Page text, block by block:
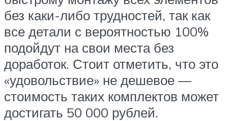
без каки-либо трудностей, так как
все детали с вероятностью 100%
подойдут на свои места без
доработок. Стоит отметить, что это
«удовольствие» не дешевое —
стоимость таких комплектов может
достигать 50 000 рублей.